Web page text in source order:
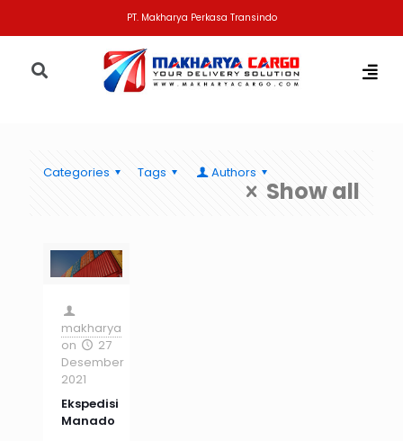
PT. Makharya Perkasa Transindo
Categories Tags Authors
Show all
makharya
on
27
Desember
2021
Ekspedisi
Manado